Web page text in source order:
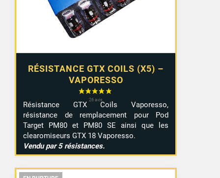
RÉSISTANCE GTX COILS (X5) –
VAPORESSO
Résistance GTX Coils Vaporesso,
résistance de remplacement pour Pod
Target PM80 et PM80 SE ainsi que les
clearomiseurs GTX 18 Vaporesso.
Vendu par 5 résistances.